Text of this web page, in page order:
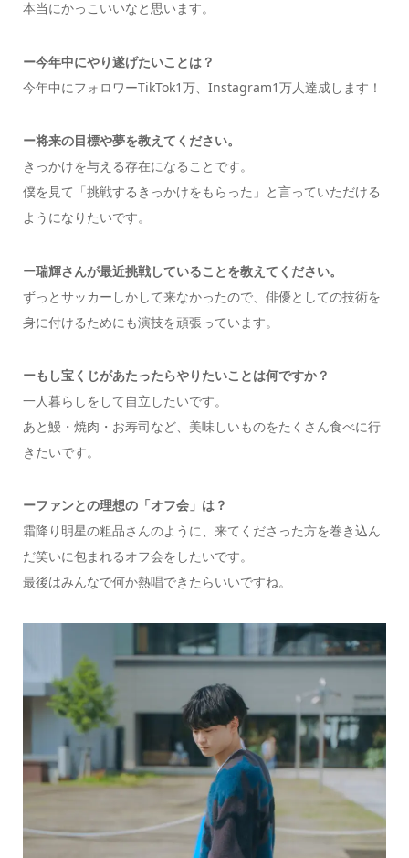
本当にかっこいいなと思います。
ー今年中にやり遂げたいことは？
今年中にフォロワーTikTok1万、Instagram1万人達成します！
ー将来の目標や夢を教えてください。
きっかけを与える存在になることです。
僕を見て「挑戦するきっかけをもらった」と言っていただける
ようになりたいです。
ー瑞輝さんが最近挑戦していることを教えてください。
ずっとサッカーしかして来なかったので、俳優としての技術を
身に付けるためにも演技を頑張っています。
ーもし宝くじがあたったらやりたいことは何ですか？
一人暮らしをして自立したいです。
あと鰻・焼肉・お寿司など、美味しいものをたくさん食べに行
きたいです。
ーファンとの理想の「オフ会」は？
霜降り明星の粗品さんのように、来てくださった方を巻き込ん
だ笑いに包まれるオフ会をしたいです。
最後はみんなで何か熱唱できたらいいですね。